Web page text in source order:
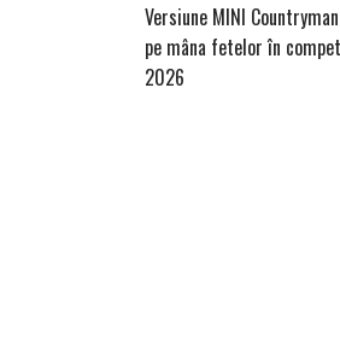
Versiune MINI
pe mâna fetelor în
2026